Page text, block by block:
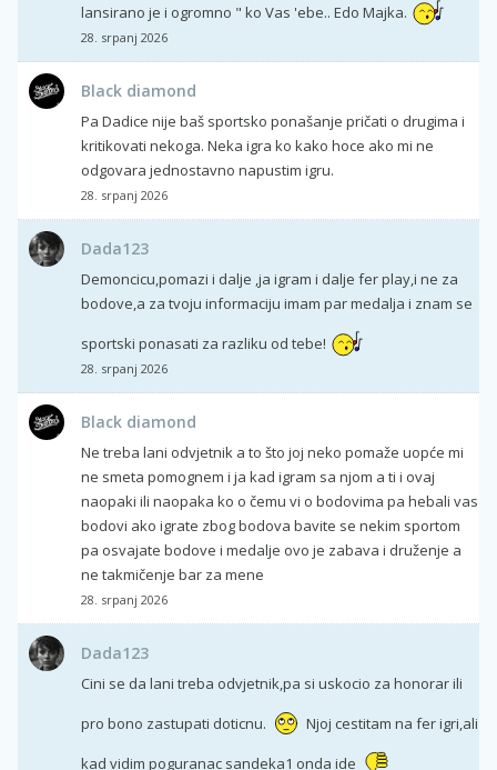
lansirano je i ogromno " ko Vas 'ebe.. Edo Majka.
28. srpanj 2026
Black diamond
Pa Dadice nije baš sportsko ponašanje pričati o drugima i
kritikovati nekoga. Neka igra ko kako hoce ako mi ne
odgovara jednostavno napustim igru.
28. srpanj 2026
Dada123
Demoncicu,pomazi i dalje ,ja igram i dalje fer play,i ne za
bodove,a za tvoju informaciju imam par medalja i znam se
sportski ponasati za razliku od tebe!
28. srpanj 2026
Black diamond
Ne treba lani odvjetnik a to što joj neko pomaže uopće mi
ne smeta pomognem i ja kad igram sa njom a ti i ovaj
naopaki ili naopaka ko o čemu vi o bodovima pa hebali vas
bodovi ako igrate zbog bodova bavite se nekim sportom
pa osvajate bodove i medalje ovo je zabava i druženje a
ne takmičenje bar za mene
28. srpanj 2026
Dada123
Cini se da lani treba odvjetnik,pa si uskocio za honorar ili
pro bono zastupati doticnu.
Njoj cestitam na fer igri,ali
kad vidim poguranac sandeka1 onda ide